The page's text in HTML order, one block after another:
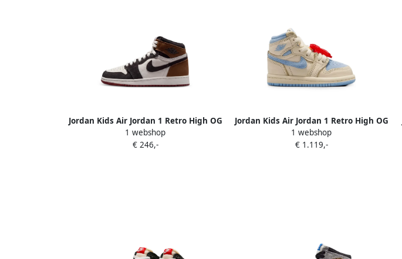
Jordan Kids Air Jordan 1 Retro High OG
"Love Letter" sneakers Bruin
1 webshop
€ 246,-
Jordan Kids Air Jordan 1 Retro High OG
sneakers Beige
1 webshop
€ 1.119,-